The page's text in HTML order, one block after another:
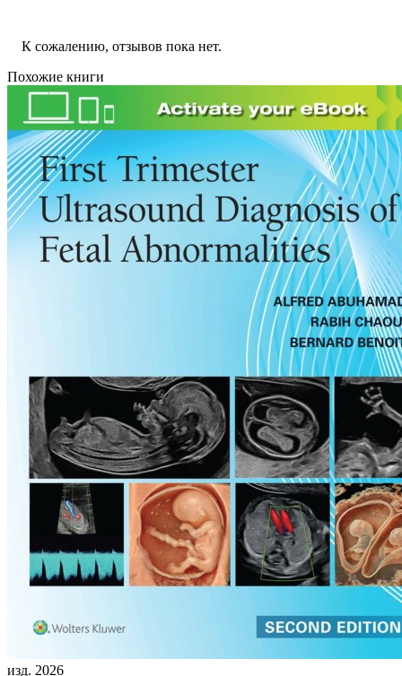
К сожалению, отзывов пока нет.
Похожие книги
изд. 2026